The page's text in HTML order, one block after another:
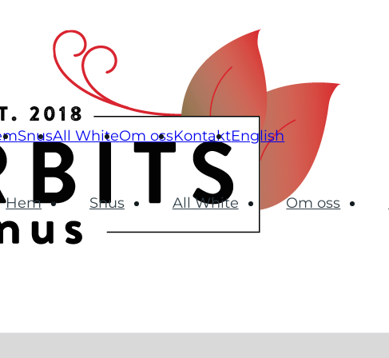
SnusAll WhiteOm ossKontaktEnglish
Hem Snus All White Om oss